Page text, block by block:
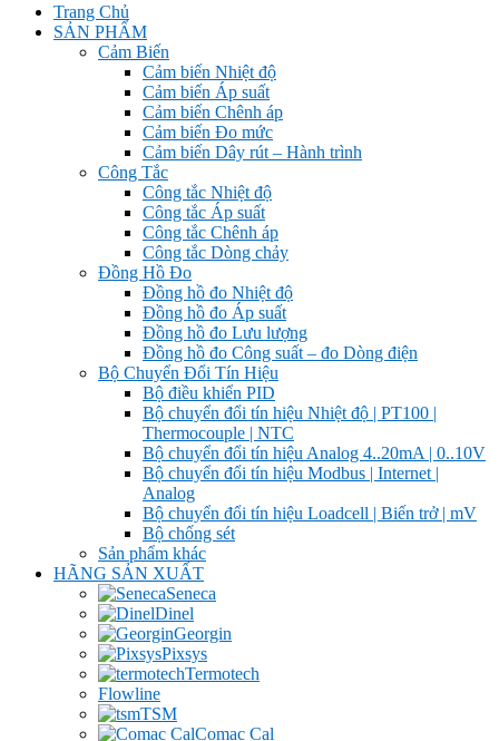
Trang Chủ
SẢN PHẨM
Cảm Biến
Cảm biến Nhiệt độ
Cảm biến Áp suất
Cảm biến Chênh áp
Cảm biến Đo mức
Cảm biến Dây rút – Hành trình
Công Tắc
Công tắc Nhiệt độ
Công tắc Áp suất
Công tắc Chênh áp
Công tắc Dòng chảy
Đồng Hồ Đo
Đồng hồ đo Nhiệt độ
Đồng hồ đo Áp suất
Đồng hồ đo Lưu lượng
Đồng hồ đo Công suất – đo Dòng điện
Bộ Chuyển Đổi Tín Hiệu
Bộ điều khiển PID
Bộ chuyển đổi tín hiệu Nhiệt độ | PT100 |
Thermocouple | NTC
Bộ chuyển đổi tín hiệu Analog 4..20mA | 0..10V
Bộ chuyển đổi tín hiệu Modbus | Internet |
Analog
Bộ chuyển đổi tín hiệu Loadcell | Biến trở | mV
Bộ chống sét
Sản phẩm khác
HÃNG SẢN XUẤT
Seneca
Dinel
Georgin
Pixsys
Termotech
Flowline
TSM
Comac Cal